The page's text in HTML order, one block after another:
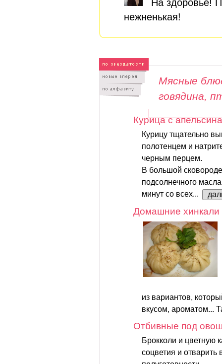
На здоровье!
нежненькая!
Мясные
говядина,
Курица с
Курицу тщательно
полотенцем и
черным перцем.
В большой
подсолнечного
минут со всех...
Домашние хинкали
из вариантов,
вкусом, ароматом...
Отбивные под
Брокколи и цветную
соцветия и